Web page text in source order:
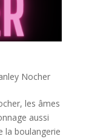
Nocher
les âmes
aussi
la boulangerie